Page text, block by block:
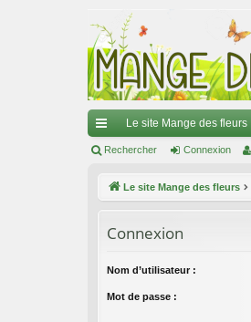
ac
Le site Mange des fleurs
Rechercher Connexion
Le site Mange des fleurs
Connexion
Nom d’utilisateur :
Mot de passe :